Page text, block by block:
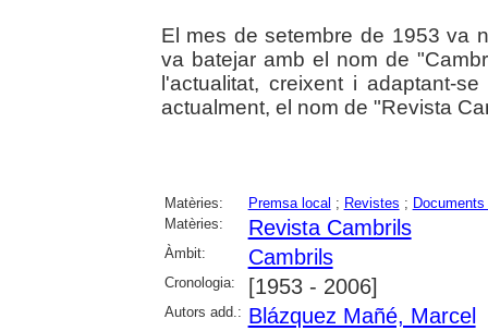
El mes de setembre de 1953 va
va batejar amb el nom de
l'actualitat, creixent i adaptant-
actualment, el nom de "Revista
Matèries: Premsa local ; Revistes ;
Matèries:
Revista Cambrils
Àmbit: Cambrils
Cronologia: [1953 - 2006]
Autors add.: Blázquez Mañé, Marcel